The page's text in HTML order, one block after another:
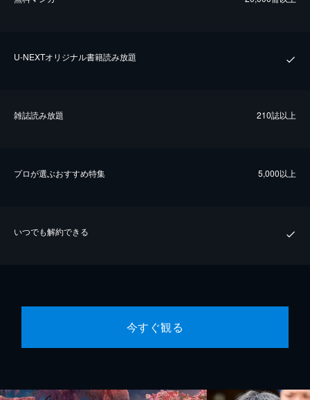
U-NEXTオリジナル書籍読み放題
雑誌読み放題 210誌以上
プロが選ぶおすすめ特集 5,000以上
いつでも解約できる
今すぐ観る